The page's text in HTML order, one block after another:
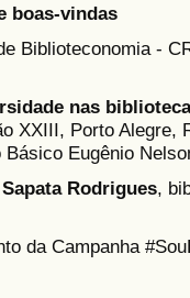
boas-vindas
Biblioteconomia -
nas
XXIII, Porto Alegre,
Básico Eugênio
Rodrigues,
da Campanha